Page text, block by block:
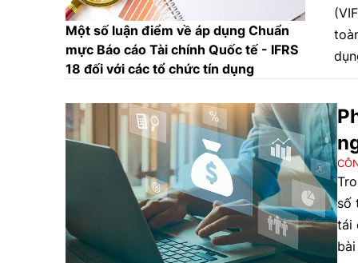
hội
Một số luận điểm về áp dụng Chuẩn
mực Báo cáo Tài chính Quốc tế - IFRS
18 đối với các tổ chức tín dụng
số
tái